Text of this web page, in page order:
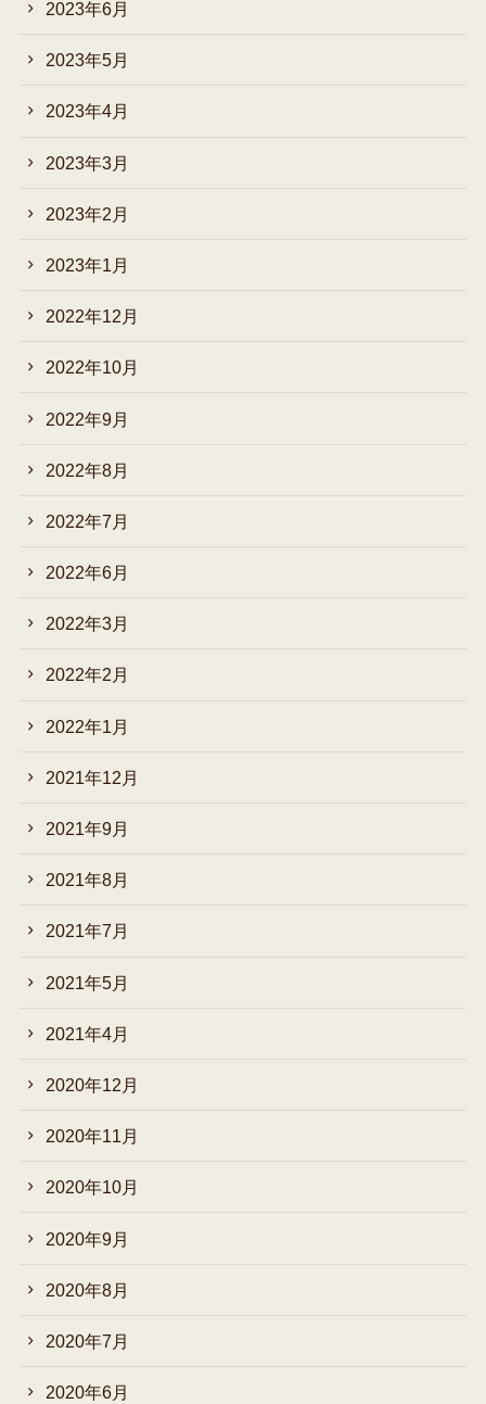
2023年6月
2023年5月
2023年4月
2023年3月
2023年2月
2023年1月
2022年12月
2022年10月
2022年9月
2022年8月
2022年7月
2022年6月
2022年3月
2022年2月
2022年1月
2021年12月
2021年9月
2021年8月
2021年7月
2021年5月
2021年4月
2020年12月
2020年11月
2020年10月
2020年9月
2020年8月
2020年7月
2020年6月